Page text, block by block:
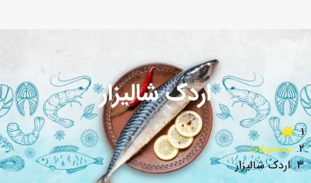
اردک شالیزار
محصولات
اردک شالیزار